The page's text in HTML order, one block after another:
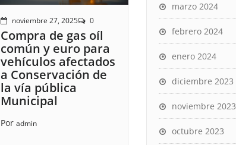
noviembre 27, 2025 0
Compra de gas oíl
común y euro para
vehículos afectados
a Conservación de
la vía pública
Municipal
Por admin
marzo 2024
febrero 2024
enero 2024
diciembre 2023
noviembre 2023
octubre 2023